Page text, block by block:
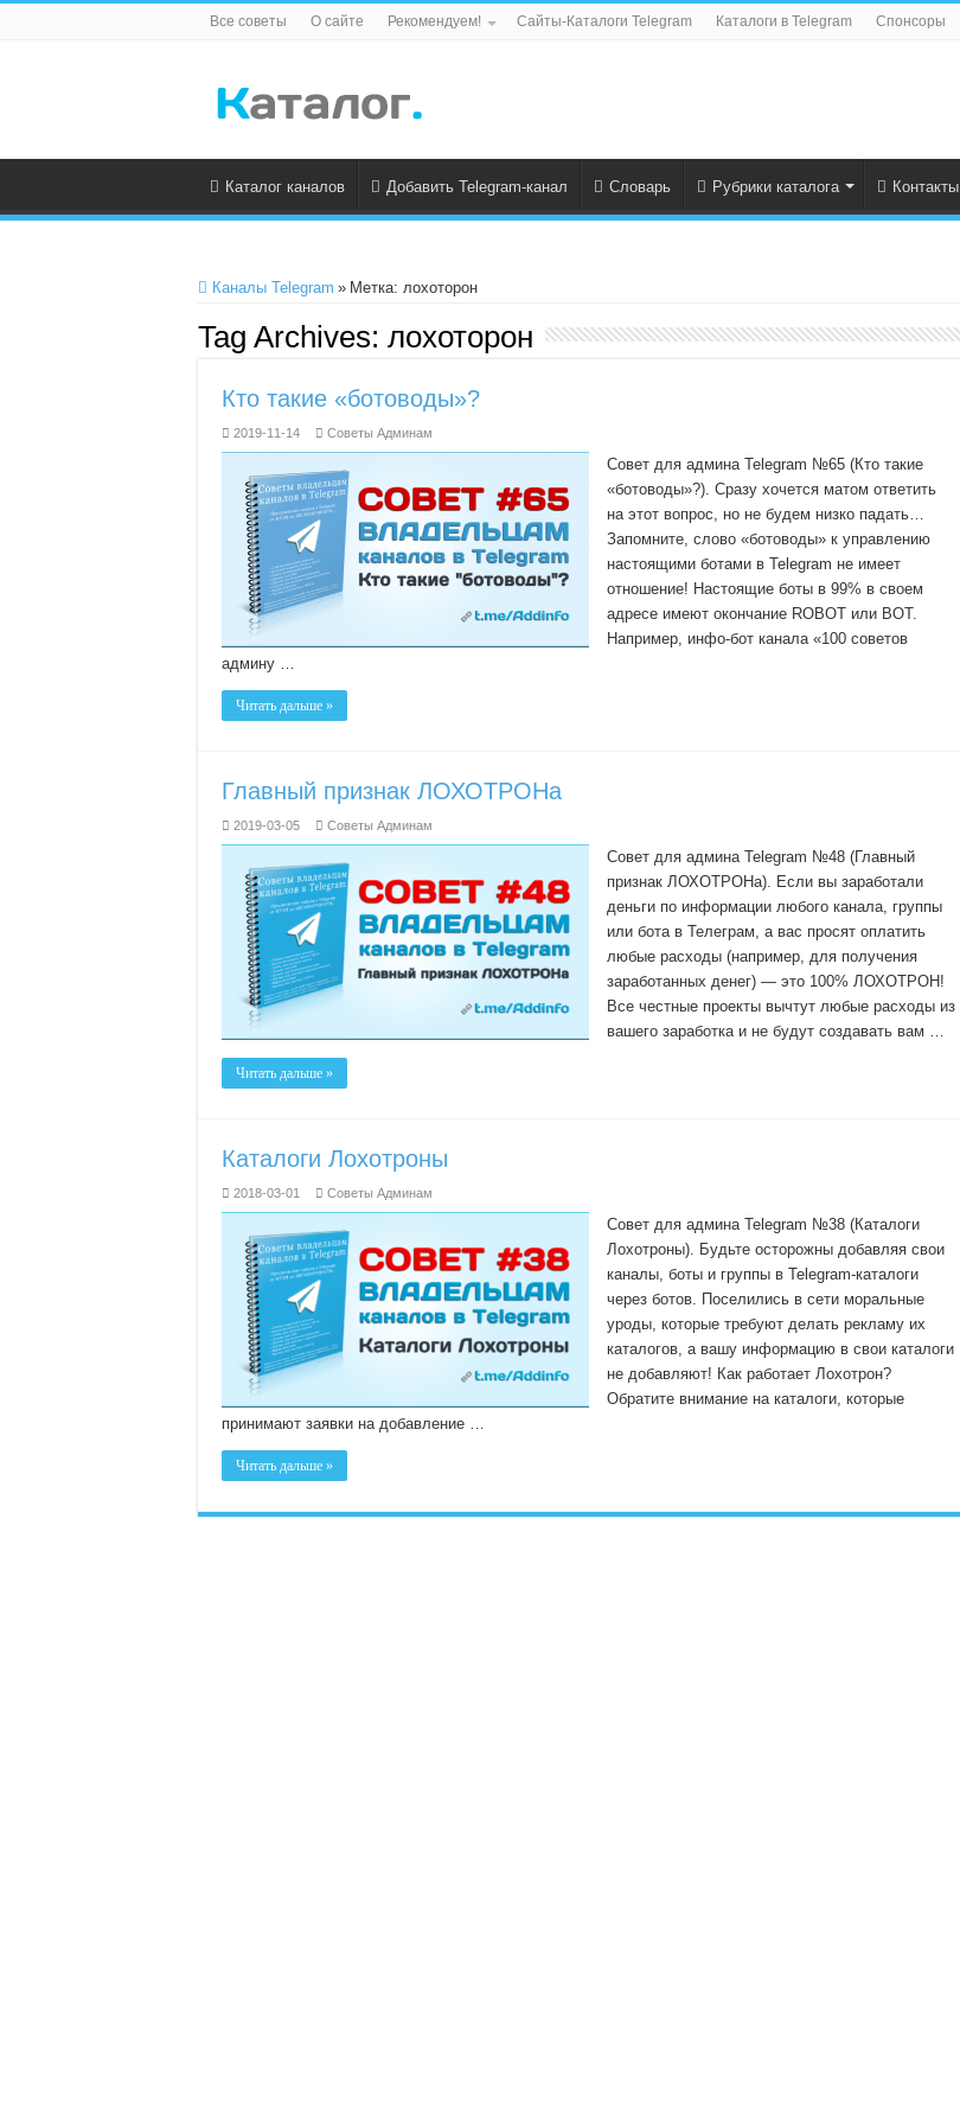
Все советы О сайте Рекомендуем! Сайты-Каталоги Telegram Каталоги в Telegram Спонсоры
Каталог каналов Добавить Telegram-канал Словарь Рубрики каталога Контакты
Каналы Telegram » Метка: лохоторон
Tag Archives: лохоторон
Кто такие «ботоводы»?
2019-11-14 Советы Админам
Совет для админа Telegram №65 (Кто такие
«ботоводы»?). Сразу хочется матом ответить
на этот вопрос, но не будем низко падать…
Запомните, слово «ботоводы» к управлению
настоящими ботами в Telegram не имеет
отношение! Настоящие боты в 99% в своем
адресе имеют окончание ROBOT или BOT.
Например, инфо-бот канала «100 советов
админу …
Читать дальше »
Главный признак ЛОХОТРОНа
2019-03-05 Советы Админам
Совет для админа Telegram №48 (Главный
признак ЛОХОТРОНа). Если вы заработали
деньги по информации любого канала, группы
или бота в Телеграм, а вас просят оплатить
любые расходы (например, для получения
заработанных денег) — это 100% ЛОХОТРОН!
Все честные проекты вычтут любые расходы из
вашего заработка и не будут создавать вам …
Читать дальше »
Каталоги Лохотроны
2018-03-01 Советы Админам
Совет для админа Telegram №38 (Каталоги
Лохотроны). Будьте осторожны добавляя свои
каналы, боты и группы в Telegram-каталоги
через ботов. Поселились в сети моральные
уроды, которые требуют делать рекламу их
каталогов, а вашу информацию в свои каталоги
не добавляют! Как работает Лохотрон?
Обратите внимание на каталоги, которые
принимают заявки на добавление …
Читать дальше »